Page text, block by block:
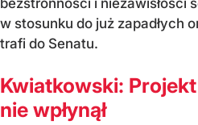
w stosunku do już zapadłych
trafi do Senatu.
Kwiatkowski:
nie wpłynął